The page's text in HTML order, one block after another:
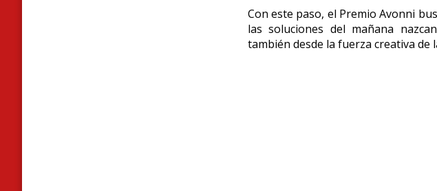
Con este paso, el Premio Avonni
las soluciones del mañana
también desde la fuerza creativa de